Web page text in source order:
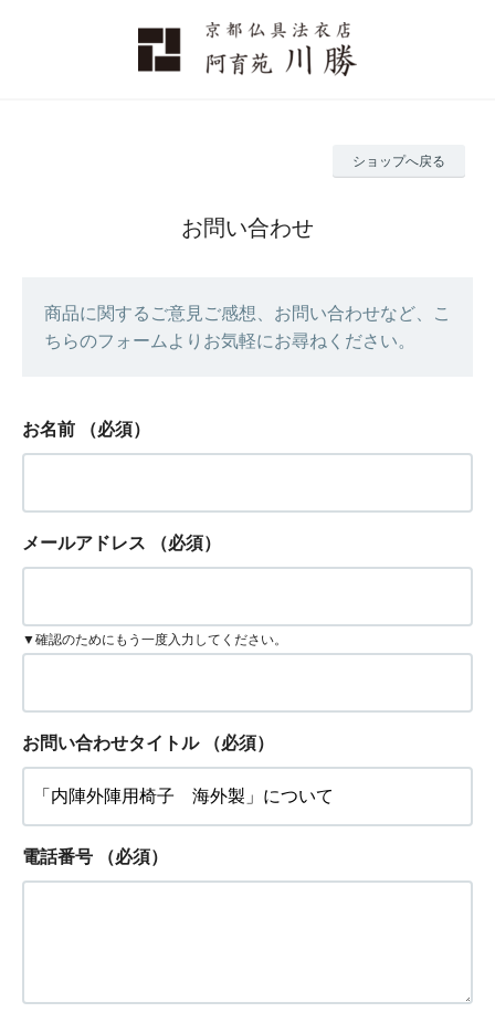
ショップへ戻る
お問い合わせ
商品に関するご意見ご感想、お問い合わせなど、こ
ちらのフォームよりお気軽にお尋ねください。
お名前 （必須）
メールアドレス （必須）
▼確認のためにもう一度入力してください。
お問い合わせタイトル （必須）
電話番号 （必須）